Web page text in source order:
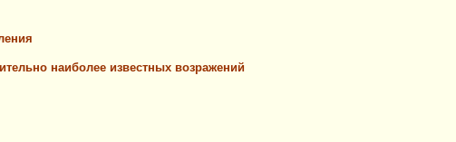
наиболее известных возражений